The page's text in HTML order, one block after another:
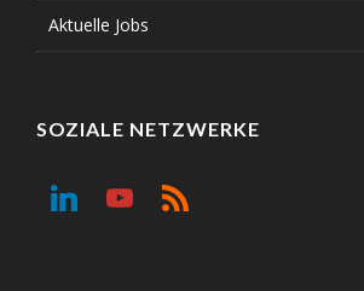
Aktuelle Jobs
SOZIALE NETZWERKE